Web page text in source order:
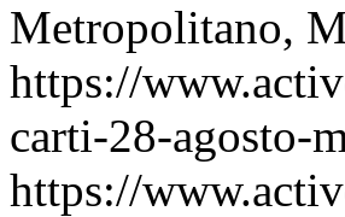
Metropolitano,
https://
carti-28-agosto-
https://